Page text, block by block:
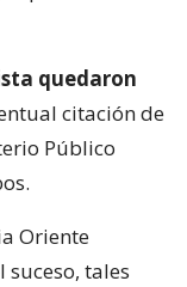
quedaron
citación de
Público
Oriente
tales